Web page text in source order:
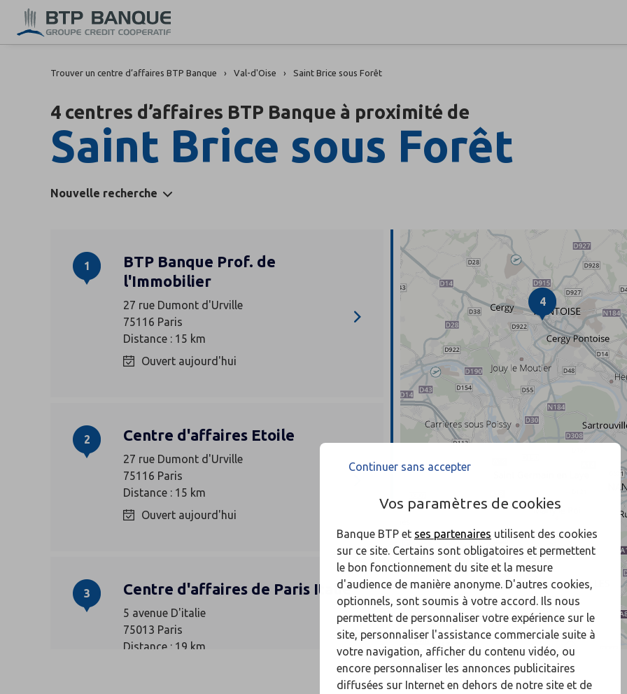
Trouver un centre d’affaires BTP Banque Val-d'Oise Saint Brice sous Forêt
4 centres d’affaires BTP Banque à proximité de
Saint Brice sous Forêt
Nouvelle recherche
1
BTP Banque Prof. de
l'Immobilier
27 rue Dumont d'Urville
75116 Paris
Distance : 15 km
Ouvert aujourd'hui
2 Centre d'affaires Etoile
27 rue Dumont d'Urville
75116 Paris
Distance : 15 km
Ouvert aujourd'hui
3 Centre d'affaires de Paris Italie
5 avenue D'italie
75013 Paris
Distance : 19 km
4
Continuer sans accepter
Vos paramètres de cookies
Banque BTP et ses partenaires utilisent des cookies
sur ce site. Certains sont obligatoires et permettent
le bon fonctionnement du site et la mesure
d'audience de manière anonyme. D'autres cookies,
optionnels, sont soumis à votre accord. Ils nous
permettent de personnaliser votre expérience sur le
site, personnaliser l'assistance commerciale suite à
votre navigation, afficher du contenu vidéo, ou
encore personnaliser les annonces publicitaires
diffusées sur Internet en dehors de notre site et de